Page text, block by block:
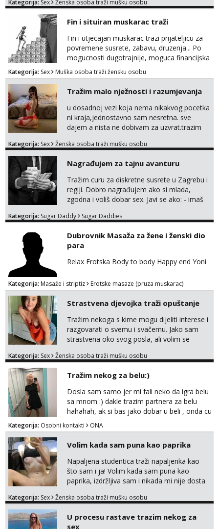
Kategorija: Sex Ženska osoba traži mušku osobu
Fin i situiran muskarac traži
Fin i utjecajan muskarac trazi prijateljicu za
povremene susrete, zabavu, druzenja... Po
mogucnosti dugotrajnije, moguca financijska
potpora!
Kategorija: Sex Muška osoba traži žensku osobu
Tražim malo nježnosti i razumjevanja
u dosadnoj vezi koja nema nikakvog pocetka
ni kraja,jednostavno sam nesretna. sve
dajem a nista ne dobivam za uzvrat.trazim
trazim puno samo malo njeznosti i
poljupce po tijelu koji me jako
pale,obozavam kad muskarac preuzme
kontrolu . javi se :) Klikni na link ispod i nadji
me tamo, cekam te!
Kategorija: Sex Ženska osoba traži mušku osobu
Nagrađujem za tajnu avanturu
Tražim curu za diskretne susrete u Zagrebu i
regiji. Dobro nagrađujem ako si mlada,
zgodna i voliš dobar sex. Javi se ako: - imaš
kosu - se dobro ljubiš - si fleksibilna s
dostupna radnim danom (vikendi i noći su za
obitelj) - vodiš brigu o zdravlju i koristiš
zaštitu Ne javljajte se: - debele - frajeri i
Kategorija: Sugar Daddy Sugar Daddies
Dubrovnik Masaža za žene i ženski dio
para
Relax Erotska Body to body Happy end Yoni
Kategorija: Masaže i striptiz Erotske masaze (pruza muskarac)
Strastvena djevojka traži opuštanje
Tražim nekoga s kime mogu dijeliti interese i
razgovarati o svemu i svačemu. Jako sam
strastvena oko svog posla, ali volim se
Voljela bi naci nekoga pa da se nemoram
ispod i nadji me tamo, cekam te!
Kategorija: Sex Ženska osoba traži mušku osobu
Tražim nekog za belu:)
Dosla sam samo jer mi fali neko da igra belu
sa mnom :) dakle trazim partnera za belu
hahahah, ak si bas jako dobar u beli , onda cu
razmislit za dalje Klikni na link ispod i nadji me
tamo, cekam te!
Kategorija: Osobni kontakti ONA
Volim kada sam puna kao paprika
Napaljena studentica traži napaljenka kao
što sam i ja! Volim kada sam puna kao
paprika, izdržljiva sam i nikada mi nije dosta
bilo kad i bilo gdje zato se javi što prije da
tamo, cekam te!
Kategorija: Sex Ženska osoba traži mušku osobu
U procesu rastave trazim nekog za
sex